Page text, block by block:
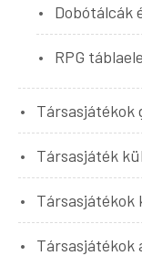
Dobótálcák
RPG
Társasjátékok
Társasjáték
Társasjátékok
Társasjátékok